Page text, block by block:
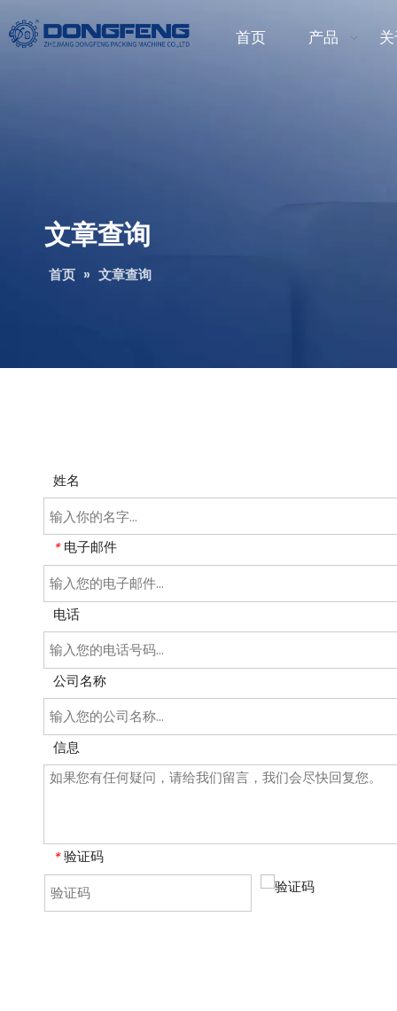
首页 产品
文章查询
首页 » 文章查询
姓名
* 电子邮件
电话
公司名称
信息
* 验证码